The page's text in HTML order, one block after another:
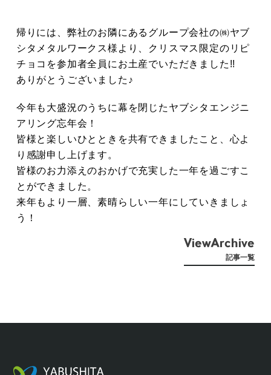
帰りには、弊社のお隣にあるグループ会社の㈱ヤブ
シタメタルワークス様より、クリスマス限定のリピ
チョコを参加者全員にお土産でいただきました!!
ありがとうございました♪
今年も大盛況のうちに幕を閉じたヤブシタエンジニ
アリング忘年会！
皆様と楽しいひとときを共有できましたこと、心よ
り感謝申し上げます。
皆様のお力添えのおかげで充実した一年を過ごすこ
とができました。
来年もより一層、素晴らしい一年にしていきましょ
う！
ViewArchive
記事一覧